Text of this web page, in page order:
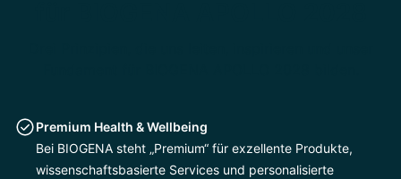
Premium Health & Wellbeing
Bei BIOGENA steht „Premium“ für exzellente Produkte,
wissenschaftsbasierte Services und personalisierte